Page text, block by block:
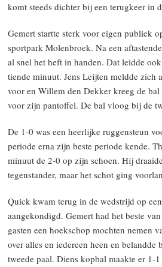
komt steeds dichter bij een terugkeer in
Gemert startte sterk voor eigen publiek
sportpark Molenbroek. Na een
al snel het heft in handen. Dat leidde
tiende minuut. Jens Leijten meldde zich
voor en Willem den Dekker kreeg de
voor zijn pantoffel. De bal vloog bij de
De 1-0 was een heerlijke ruggensteun
periode erna zijn beste periode kende.
minuut de 2-0 op zijn schoen. Hij
tegenstander, maar het schot ging
Quick kwam terug in de wedstrijd op
aangekondigd. Gemert had het beste
gasten een hoekschop mochten nemen
over alles en iedereen heen en
tweede paal. Diens kopbal maakte er 1-